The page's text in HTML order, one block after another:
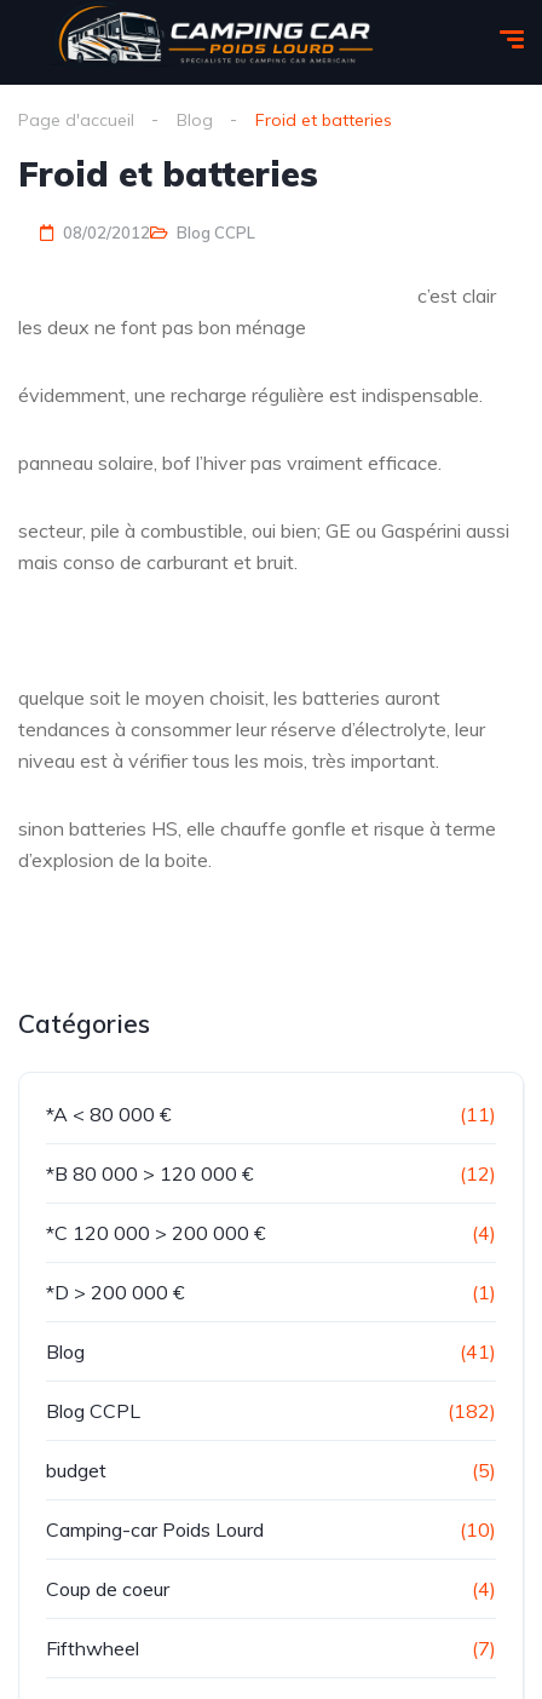
Page d'accueil Blog Froid et batteries
Froid et batteries
08/02/2012 Blog CCPL
c’est clair
les deux ne font pas bon ménage
évidemment, une recharge régulière est indispensable.
panneau solaire, bof l’hiver pas vraiment efficace.
secteur, pile à combustible, oui bien; GE ou Gaspérini aussi
mais conso de carburant et bruit.
quelque soit le moyen choisit, les batteries auront
tendances à consommer leur réserve d’électrolyte, leur
niveau est à vérifier tous les mois, très important.
sinon batteries HS, elle chauffe gonfle et risque à terme
d’explosion de la boite.
Catégories
*A < 80 000 € (11)
*B 80 000 > 120 000 € (12)
*C 120 000 > 200 000 € (4)
*D > 200 000 € (1)
Blog (41)
Blog CCPL (182)
budget (5)
Camping-car Poids Lourd (10)
Coup de coeur (4)
Fifthwheel (7)